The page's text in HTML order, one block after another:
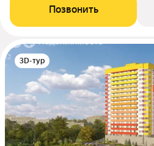
Позвонить
3D-тур